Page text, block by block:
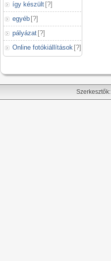
így készült [?]
egyéb [?]
pályázat [?]
Online fotókiállítások [?]
Szerkesztők: